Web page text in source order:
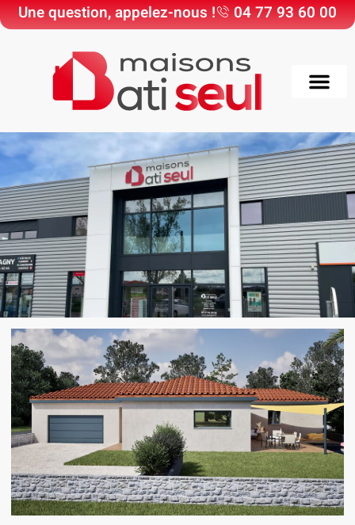
Une question, appelez-nous ! 04 77 93 60 00